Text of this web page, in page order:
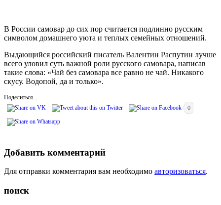
В России самовар до сих пор считается подлинно русским
символом домашнего уюта и теплых семейных отношений.
Выдающийся российский писатель Валентин Распутин лучше
всего уловил суть важной роли русского самовара, написав
такие слова: «Чай без самовара все равно не чай. Никакого
скусу. Водопой, да и только».
Поделиться...
0
Добавить комментарий
Для отправки комментария вам необходимо авторизоваться.
поиск